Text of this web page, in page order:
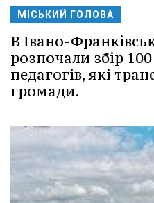
МІСЬКИЙ ГОЛОВА
В Івано-
розпочали збір
педагогів, які
громади.